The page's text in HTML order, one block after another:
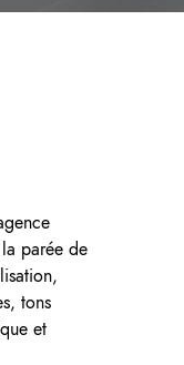
parée de
tons
et